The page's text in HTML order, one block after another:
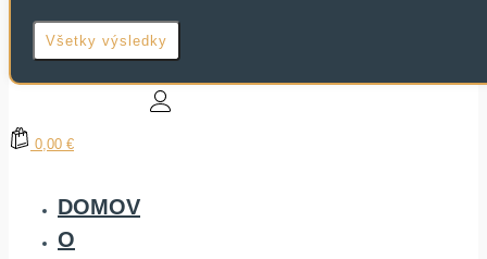
Všetky výsledky
0,00 €
DOMOV
O